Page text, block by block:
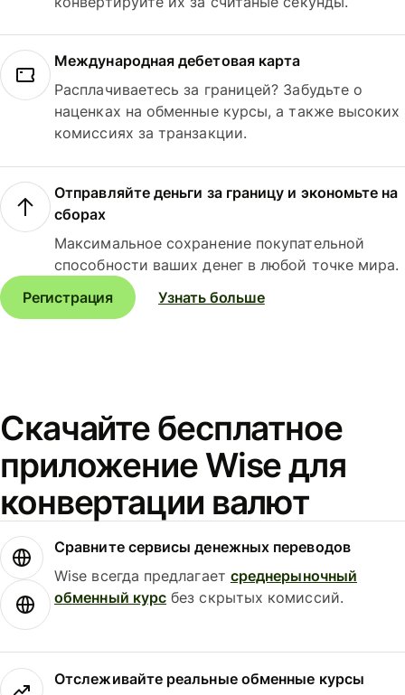
Международная дебетовая карта
Расплачиваетесь за границей? Забудьте о
наценках на обменные курсы, а также высоких
комиссиях за транзакции.
Отправляйте деньги за границу и экономьте на
сборах
Максимальное сохранение покупательной
способности ваших денег в любой точке мира.
Регистрация
Узнать больше
Скачайте бесплатное
приложение Wise для
конвертации валют
Сравните сервисы денежных переводов
Wise всегда предлагает среднерыночный
обменный курс без скрытых комиссий.
Отслеживайте реальные обменные курсы